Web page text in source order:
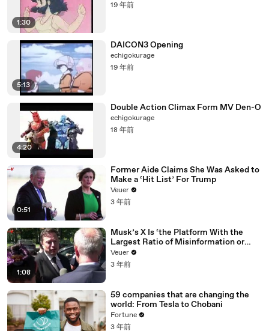
1:30
19 年前
5:13
DAICON3 Opening
echigokurage
19 年前
4:20
Double Action Climax Form MV Den-O
echigokurage
18 年前
0:51
Former Aide Claims She Was Asked to
Make a ‘Hit List’ For Trump
Veuer
3 年前
1:08
Musk’s X Is ‘the Platform With the
Largest Ratio of Misinformation or
Disinformation’ Amongst All Social
Media Platforms
Veuer
3 年前
59 companies that are changing the
world: From Tesla to Chobani
Fortune
3 年前